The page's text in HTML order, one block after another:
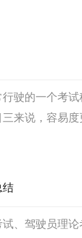
驶的一个考
来说，容易
结
、驾驶员理